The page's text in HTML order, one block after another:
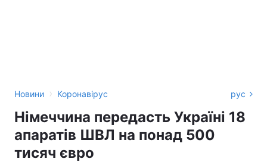
Новини › Коронавірус рус
Німеччина передасть Україні 18
апаратів ШВЛ на понад 500
тисяч євро